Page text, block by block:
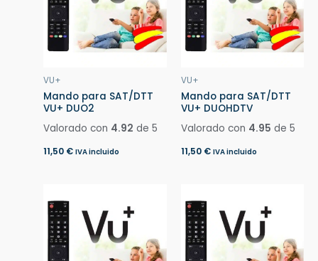
VU+
Mando para SAT/DTT
VU+ DUO2
Valorado con 4.92 de 5
11,50 € IVA incluido
VU+
Mando para SAT/DTT
VU+ DUOHDTV
Valorado con 4.95 de 5
11,50 € IVA incluido